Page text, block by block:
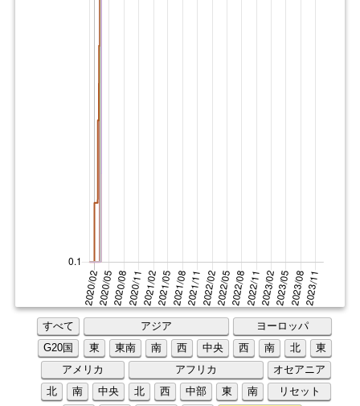
すべて
G20国
アジア
東
東南 南 西 中央
ヨーロッパ
西
南 北
東
アメリカ
北
南 中央
アフリカ
北
西 中部 東 南
オセアニア
リセット